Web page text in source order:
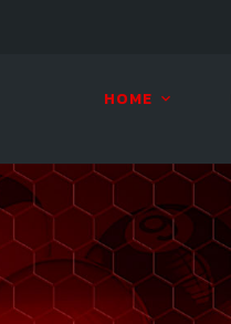
HOME